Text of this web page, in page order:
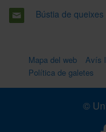
Bústia de
Mapa del web Avís
Política de galetes
©